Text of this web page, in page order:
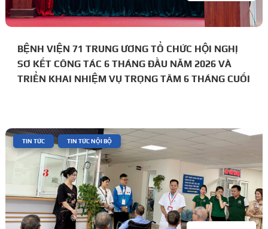
BỆNH VIỆN 71 TRUNG ƯƠNG TỔ CHỨC HỘI NGHỊ
SƠ KẾT CÔNG TÁC 6 THÁNG ĐẦU NĂM 2026 VÀ
TRIỂN KHAI NHIỆM VỤ TRỌNG TÂM 6 THÁNG CUỐI
TIN TỨC TIN TỨC NỘI BỘ